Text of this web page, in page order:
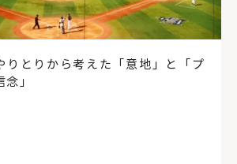
りとりから考えた「意地」と「プ
」